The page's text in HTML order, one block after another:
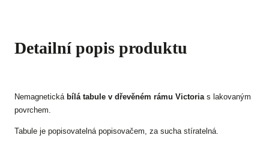
Detailní popis produktu
Nemagnetická bílá tabule v dřevěném rámu Victorias lakovaným
povrchem.
Tabule je popisovatelná popisovačem, za sucha stíratelná.